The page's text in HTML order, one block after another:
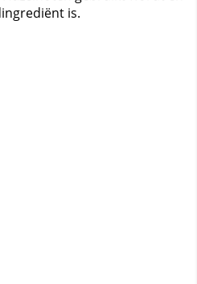
is.